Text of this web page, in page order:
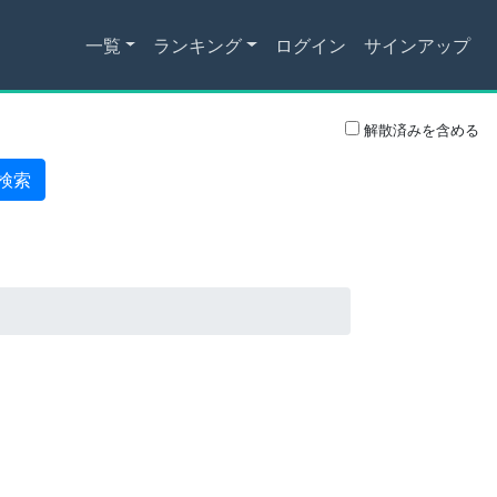
一覧 ランキング ログイン サインアップ
解散済みを含める
索